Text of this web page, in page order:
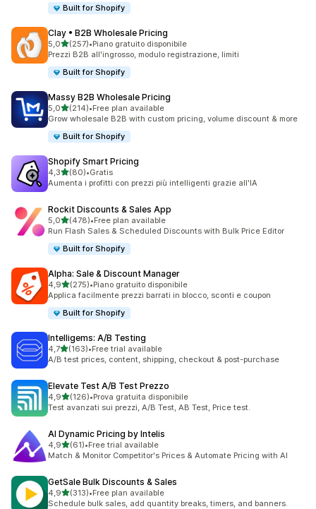
Built for Shopify
Clay • B2B Wholesale Pricing
5,0stelle su 5
(257)
257 recensioni totali
•Piano gratuito disponibile
Prezzi B2B all'ingrosso, modulo registrazione, limiti
Built for Shopify
Massy B2B Wholesale Pricing
5,0stelle su 5
(214)
214 recensioni totali
•Free plan available
Grow wholesale B2B with custom pricing, volume discount & more
Built for Shopify
Shopify Smart Pricing
4,3stelle su 5
(80)
80 recensioni totali
•Gratis
Aumenta i profitti con prezzi più intelligenti grazie all'IA
Rockit Discounts & Sales App
5,0stelle su 5
(478)
478 recensioni totali
•Free plan available
Run Flash Sales & Scheduled Discounts with Bulk Price Editor
Built for Shopify
Alpha: Sale & Discount Manager
4,9stelle su 5
(275)
275 recensioni totali
•Piano gratuito disponibile
Applica facilmente prezzi barrati in blocco, sconti e coupon
Built for Shopify
Intelligems: A/B Testing
4,7stelle su 5
(163)
163 recensioni totali
•Free trial available
A/B test prices, content, shipping, checkout & post-purchase
Elevate Test A/B Test Prezzo
4,9stelle su 5
(126)
126 recensioni totali
•Prova gratuita disponibile
Test avanzati sui prezzi, A/B Test, AB Test, Price test.
AI Dynamic Pricing by Intelis
4,9stelle su 5
(61)
61 recensioni totali
•Free trial available
Match & Monitor Competitor's Prices & Automate Pricing with AI
GetSale Bulk Discounts & Sales
4,9stelle su 5
(313)
313 recensioni totali
•Free plan available
Schedule bulk sales, add quantity breaks, timers, and banners.